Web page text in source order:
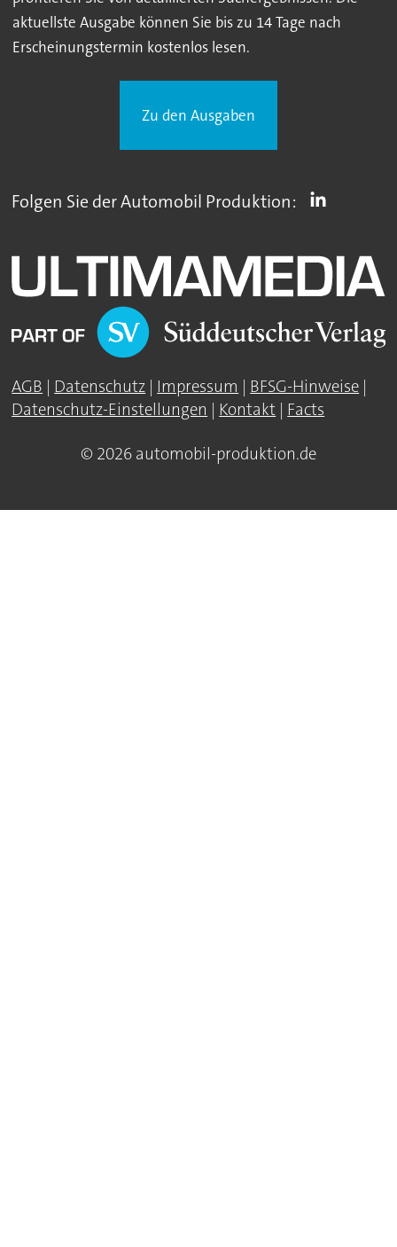
aktuellste Ausgabe können Sie bis zu 14 Tage nach
Erscheinungstermin kostenlos lesen.
Zu den Ausgaben
Folgen Sie der Automobil Produktion:
AGB | Datenschutz | Impressum | BFSG-Hinweise |
Datenschutz-Einstellungen | Kontakt | Facts
© 2026 automobil-produktion.de